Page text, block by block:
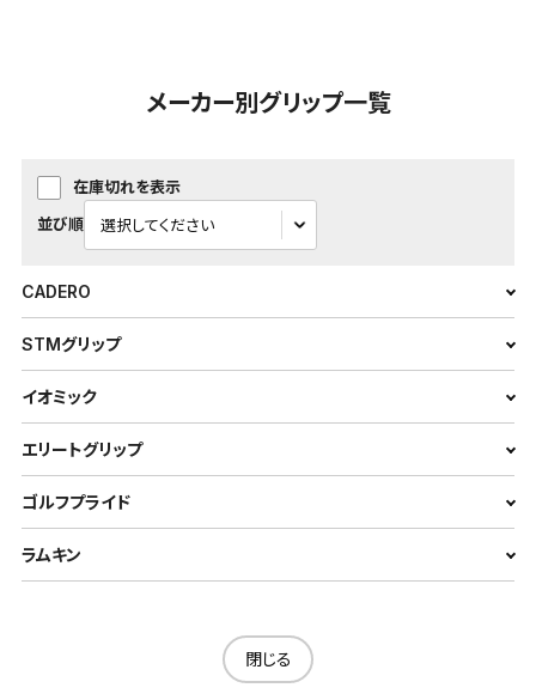
メーカー別グリップ一覧
在庫切れを表示
並び順
CADERO
STMグリップ
イオミック
エリートグリップ
ゴルフプライド
ラムキン
閉じる